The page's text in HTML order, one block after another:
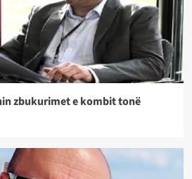
zbukurimet e kombit tonë